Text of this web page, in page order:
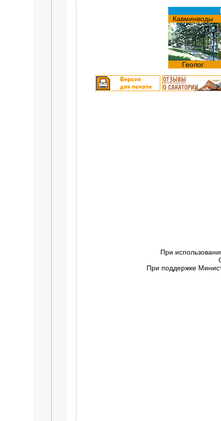
Кавминводы
Геолог
При
При поддержке